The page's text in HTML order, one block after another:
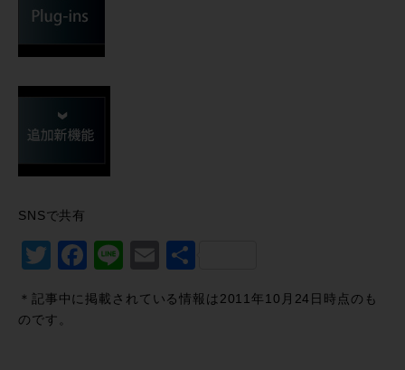
SNSで共有
Twitter
Facebook
LineEmail
＊記事中に掲載されている情報は2011年10月24日時点のも
のです。